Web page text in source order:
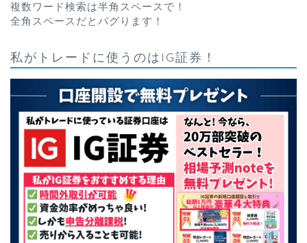
複数ワード検索は半角スペースで！
全角スペースだとバグります！
私がトレードに使うのはIG証券！